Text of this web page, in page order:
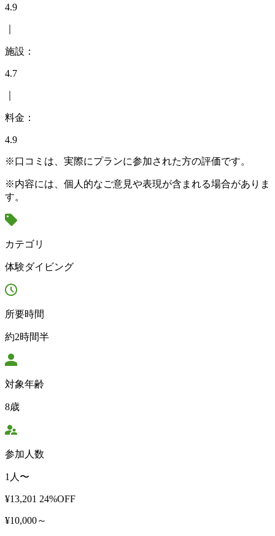
4.9
施設：
4.7
料金：
4.9
※口コミは、実際にプランに参加された方の評価です。
※内容には、個人的なご意見や表現が含まれる場合がありま
す。
カテゴリ
体験ダイビング
所要時間
約2時間半
対象年齢
8歳
参加人数
1人〜
¥13,201 24%OFF
¥10,000～